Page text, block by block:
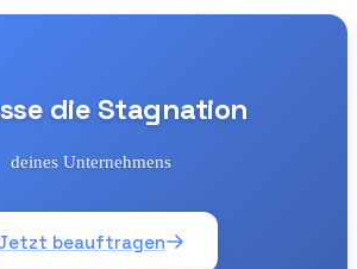
die Stagnation
deines Unternehmens
beauftragen